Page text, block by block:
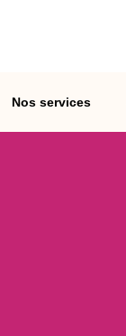
Nos services